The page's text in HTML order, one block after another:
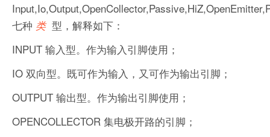
七种 类 型，解释如下：
INPUT 输入型。作为输入引脚使用；
IO 双向型。既可作为输入，又可作为输出引脚；
OUTPUT 输出型。作为输出引脚使用；
OPENCOLLECTOR 集电极开路的引脚；